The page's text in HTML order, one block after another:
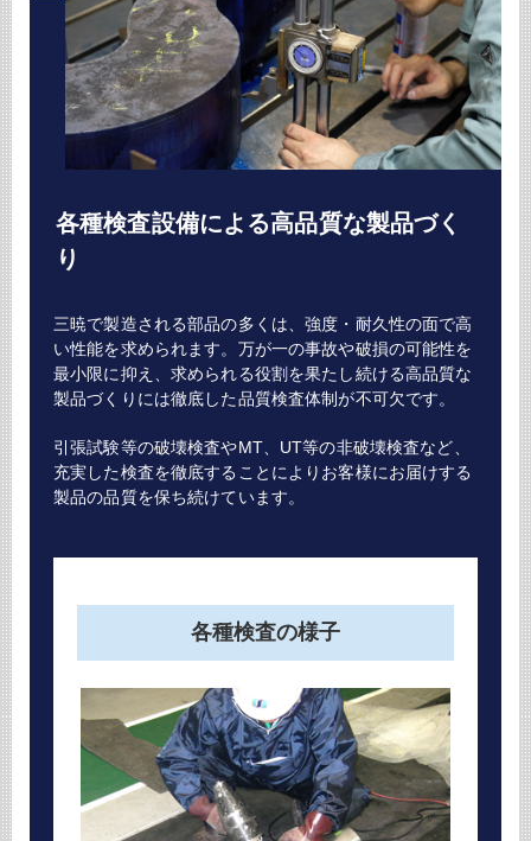
各種検査設備による高品質な製品づく
り
三暁で製造される部品の多くは、強度・耐久性の面で高
い性能を求められます。万が一の事故や破損の可能性を
最小限に抑え、求められる役割を果たし続ける高品質な
製品づくりには徹底した品質検査体制が不可欠です。
引張試験等の破壊検査やMT、UT等の非破壊検査など、
充実した検査を徹底することによりお客様にお届けする
製品の品質を保ち続けています。
各種検査の様子